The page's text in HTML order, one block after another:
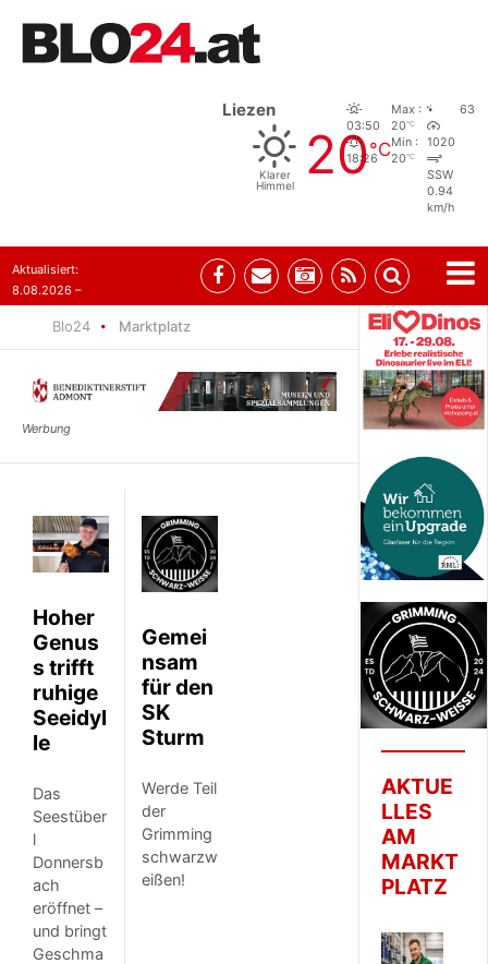
Liezen
Klarer
Himmel
20°C
03:50
18:26
Max :
20°C
Min :
20°C
63
1020
SSW
0.94
km/h
Aktualisiert:
8.08.2026 –
Blo24 Marktplatz
Hoher
Genus
s trifft
ruhige
Seeidyl
le
Das
Seestüber
l
Donnersb
ach
eröffnet –
und bringt
Geschma
Gemei
nsam
für den
SK
Sturm
Werde Teil
der
Grimming
schwarzw
eißen!
AKTUE
LLES
AM
MARKT
PLATZ